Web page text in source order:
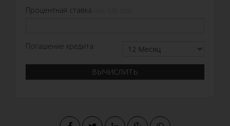
Процентная ставка
Погашение кредита
ВЫЧИСЛИТЬ